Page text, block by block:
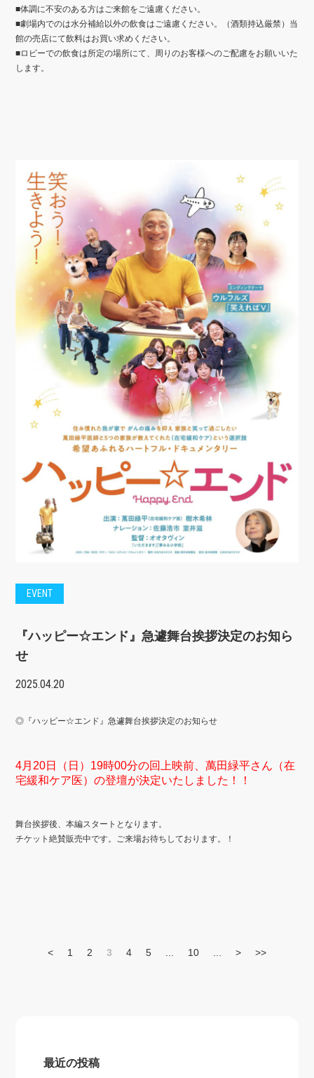
■体調に不安のある方はご来館をご遠慮ください。
■劇場内でのは水分補給以外の飲食はご遠慮ください。（酒類持込厳禁）当
館の売店にて飲料はお買い求めください。
■ロビーでの飲食は所定の場所にて、周りのお客様へのご配慮をお願いいた
します。
EVENT
『ハッピー☆エンド』急遽舞台挨拶決定のお知ら
せ
2025.04.20
◎『ハッピー☆エンド』急遽舞台挨拶決定のお知らせ
4月20日（日）19時00分の回上映前、萬田緑平さん（在
宅緩和ケア医）の登壇が決定いたしました！！
舞台挨拶後、本編スタートとなります。
チケット絶賛販売中です。ご来場お待ちしております。！
< 1 2 3 4 5 10 > >>
最近の投稿